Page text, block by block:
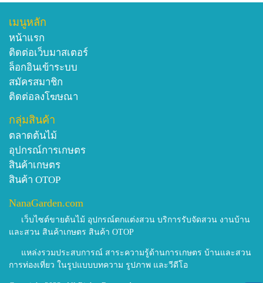
เมนูหลัก
หน้าแรก
ติดต่อเว็บมาสเตอร์
ล็อกอินเข้าระบบ
สมัครสมาชิก
ติดต่อลงโฆษณา
กลุ่มสินค้า
ตลาดต้นไม้
อุปกรณ์การเกษตร
สินค้าเกษตร
สินค้า OTOP
NanaGarden.com
เว็บไซต์ขายต้นไม้ อุปกรณ์ตกแต่งสวน บริการรับจัดสวน งานบ้าน
และสวน สินค้าเกษตร สินค้า OTOP
แหล่งรวมประสบการณ์ สาระความรู้ด้านการเกษตร บ้านและสวน
การท่องเที่ยว ในรูปแบบบทความ รูปภาพ และวีดีโอ